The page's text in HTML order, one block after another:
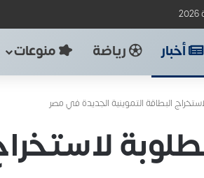
أخبار رياضة منوعات
البطاقة التموينية الجديدة في مصر